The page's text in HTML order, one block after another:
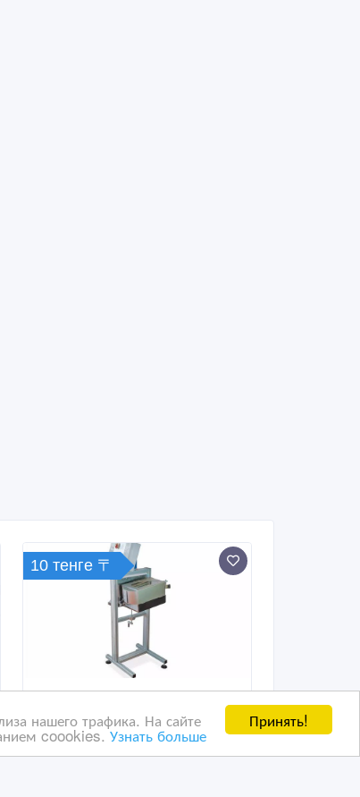
Принять!
нашего трафика. На сайте
coookies.Узнать больше
10 тенге 〒